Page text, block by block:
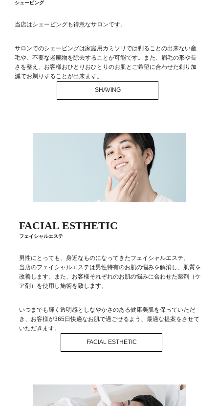
シェービング
当店はシェービングも得意なサロンです。
サロンでのシェービングは家庭用カミソリでは剃ることの出来ない産
毛や、不要な老廃物を除去することが可能です。また、眉毛の形や長
さを整え、お客様おひとりおひとりのお肌とご希望に合わせた剃り加
減でお剃りすることが出来ます。
SHAVING
FACIAL ESTHETIC
フェイシャルエステ
男性にとっても、身近なものになってきたフェイシャルエステ。
当店のフェイシャルエステは男性特有のお肌の悩みを解消し、肌質を
改善します。また、お客様それぞれのお肌の悩みに合わせた薬剤（ケ
ア剤）を使用し施術を致します。
いつまでも輝く透明感としなやかさのある健康美肌を保っていただ
き、お客様が365日快適なお肌で過ごせるよう、最適な提案をさせて
いただきます。
FACIAL ESTHETIC